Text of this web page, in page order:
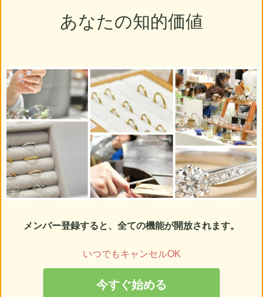
あなたの知的価値
メンバー登録すると、全ての機能が開放されます。
いつでもキャンセルOK
今すぐ始める